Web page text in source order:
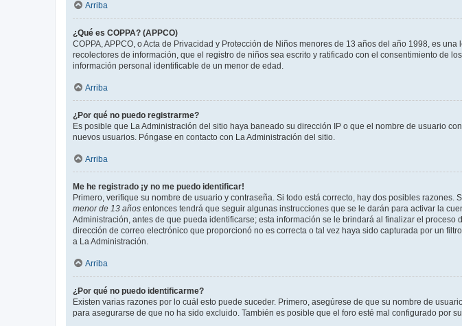
Arriba
¿Qué es COPPA? (APPCO)
COPPA, APPCO, o Acta de Privacidad y Protección de Niños menores de 13 años del año 1998, es
recolectores de información, que el registro de niños sea escrito y ratificado con el consentimiento de
información personal identificable de un menor de edad.
Arriba
¿Por qué no puedo registrarme?
Es posible que La Administración del sitio haya baneado su dirección IP o que el nombre de usuario
nuevos usuarios. Póngase en contacto con La Administración del sitio.
Arriba
Me he registrado ¡y no me puedo identificar!
Primero, verifique su nombre de usuario y contraseña. Si todo está correcto, hay dos posibles
menor de 13 años entonces tendrá que seguir algunas instrucciones que se le darán para activar la
Administración, antes de que pueda identificarse; esta información se le brindará al finalizar el
dirección de correo electrónico que proporcionó no es correcta o tal vez haya sido capturada por un
a La Administración.
Arriba
¿Por qué no puedo identificarme?
Existen varias razones por lo cuál esto puede suceder. Primero, asegúrese de que su nombre de
para asegurarse de que no ha sido excluido. También es posible que el foro esté mal configurado por